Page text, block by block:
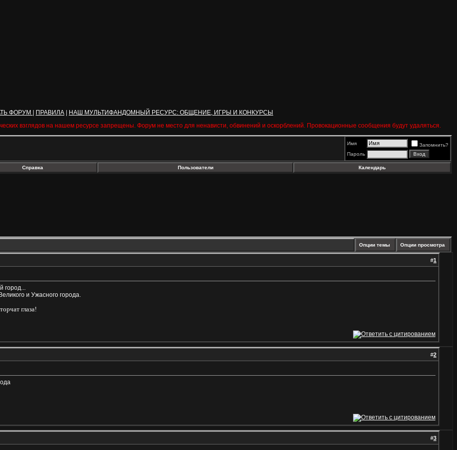
ФОРУМ ПРАВИЛА
НАШ МУЛЬТИФАНДОМНЫЙ РЕСУРС: ОБЩЕНИЕ, ИГРЫ И КОНКУРСЫ
взглядов на нашем ресурсе запрещены. Форум не место для ненависти, обвинений и оскорблений. Провокационные сообщения будут удаляться.
Имя
Запомнить?
Пароль
Справка Пользователи Календарь
Опции темы Опции просмотра
#1
город...
и Ужасного города.
глаза!
#2
#3